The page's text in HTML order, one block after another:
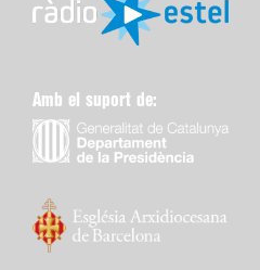
Amb el suport de: